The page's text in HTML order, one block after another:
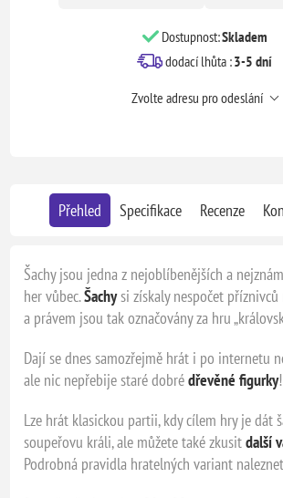
Dostupnost:Skladem
dodací lhůta :3-5 dní
Zvolte adresu pro odeslání
Přehled Specifikace Recenze
Šachy jsou jedna z nejoblíbenějších a
her vůbec.Šachysi získaly nespočet příznivců
a právem jsou tak označovány za hru
Dají se dnes samozřejmě hrát i po internetu
ale nic nepřebije staré dobrédřevěné figurky!
Lze hrát klasickou partii, kdy cílem hry je dát
soupeřovu králi, ale můžete také zkusitdalší
Podrobná pravidla hratelných variant